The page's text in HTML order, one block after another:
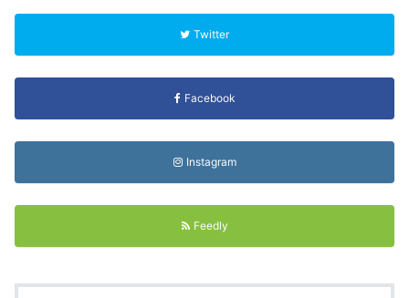
Twitter
Facebook
Instagram
Feedly